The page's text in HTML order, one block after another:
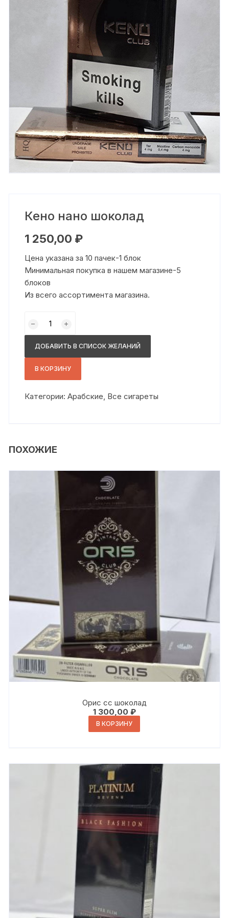
Кено нано шоколад
1 250,00 ₽
Цена указана за 10 пачек-1 блок
Минимальная покупка в нашем магазине-5
блоков
Из всего ассортимента магазина.
товара
Кено
шоколад
ДОБАВИТЬ В СПИСОК ЖЕЛАНИЙ
В КОРЗИНУ
Категории:Арабские, Все сигареты
ПОХОЖИЕ
Орис сс шоколад
1 300,00 ₽
В КОРЗИНУ